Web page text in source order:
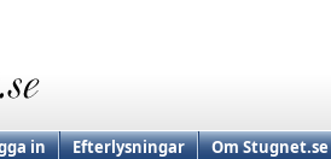
in Efterlysningar Om Stugnet.se